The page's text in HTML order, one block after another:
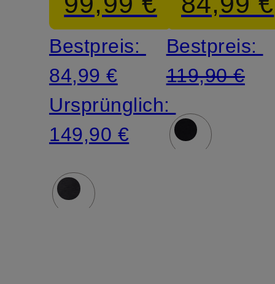
Bestpreis:
84,99 €
Ursprünglich:
149,90 €
Bestpreis:
119,90 €